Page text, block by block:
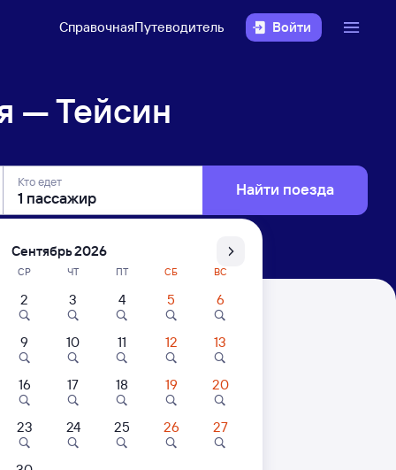
СправочнаяПутеводитель Войти
— Тейсин
Кто едет Найти поезда
Сентябрь 2026
СР ЧТ ПТ СБ ВС
2 3 4 5 6
9 10 11 12 13
16 17 18 19 20
23 24 25 26 27